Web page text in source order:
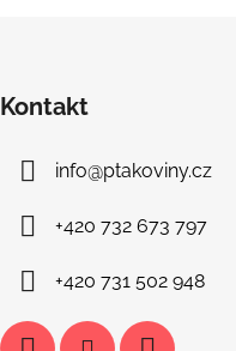
Kontakt
info@ptakoviny.cz
+420 732 673 797
+420 731 502 948